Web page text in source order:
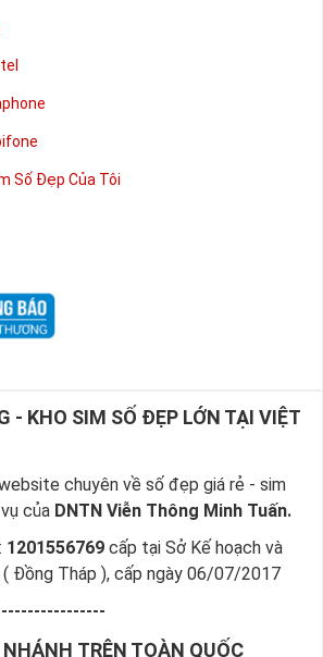
Số Đẹp Của Tôi
- KHO SIM SỐ ĐẸP LỚN TẠI VIỆT
chuyên về số đẹp giá rẻ - sim
của DNTN Viễn Thông Minh Tuấn.
1201556769 cấp tại Sở Kế hoạch và
Đồng Tháp ), cấp ngày 06/07/2017
TRÊN TOÀN QUỐC